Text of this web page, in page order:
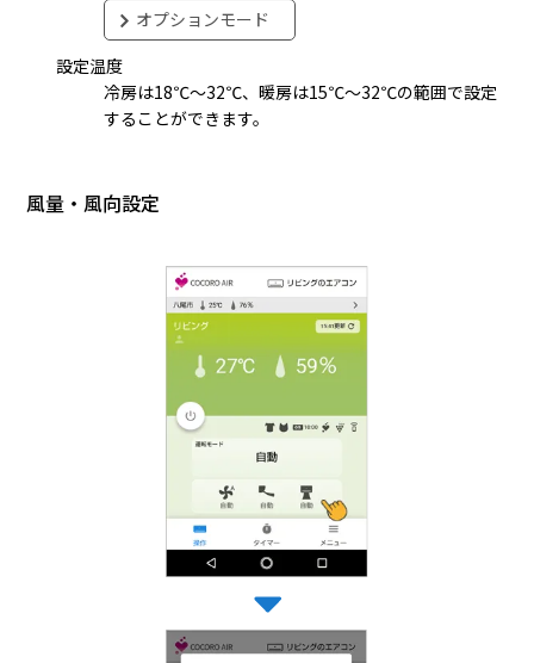
オプションモード
設定温度
冷房は18℃～32℃、暖房は15℃～32℃の範囲で設定
することができます。
風量・風向設定